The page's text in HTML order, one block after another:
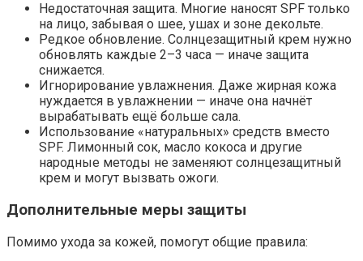
Недостаточная защита. Многие наносят SPF только
на лицо, забывая о шее, ушах и зоне декольте.
Редкое обновление. Солнцезащитный крем нужно
обновлять каждые 2–3 часа — иначе защита
снижается.
Игнорирование увлажнения. Даже жирная кожа
нуждается в увлажнении — иначе она начнёт
вырабатывать ещё больше сала.
Использование «натуральных» средств вместо
SPF. Лимонный сок, масло кокоса и другие
народные методы не заменяют солнцезащитный
крем и могут вызвать ожоги.
Дополнительные меры защиты
Помимо ухода за кожей, помогут общие правила: